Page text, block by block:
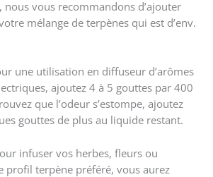
vous recommandons d’ajouter
mélange de terpènes qui est d’env.
une utilisation en diffuseur d’arômes
ajoutez 4 à 5 gouttes par 400
que l’odeur s’estompe, ajoutez
gouttes de plus au liquide restant.
infuser vos herbes, fleurs ou
profil terpène préféré, vous aurez